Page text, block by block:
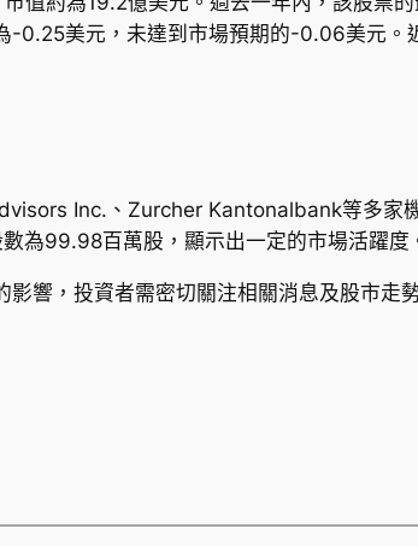
0.25美元，未達到市場預期的-0.06美元。
Inc.、Zurcher Kantonalbank等多家
為99.98百萬股，顯示出一定的市場活躍度
響，投資者需密切關注相關消息及股市走